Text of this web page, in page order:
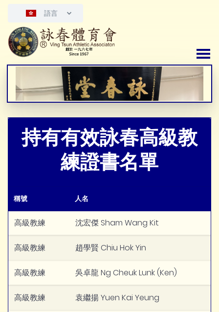
語言
持有有效詠春高級教
練證書名單
稱號 人名
高級教練 沈宏傑 Sham Wang Kit
高級教練 趙學賢 Chiu Hok Yin
高級教練 吳卓龍 Ng Cheuk Lunk (Ken)
高級教練 袁繼揚 Yuen Kai Yeung